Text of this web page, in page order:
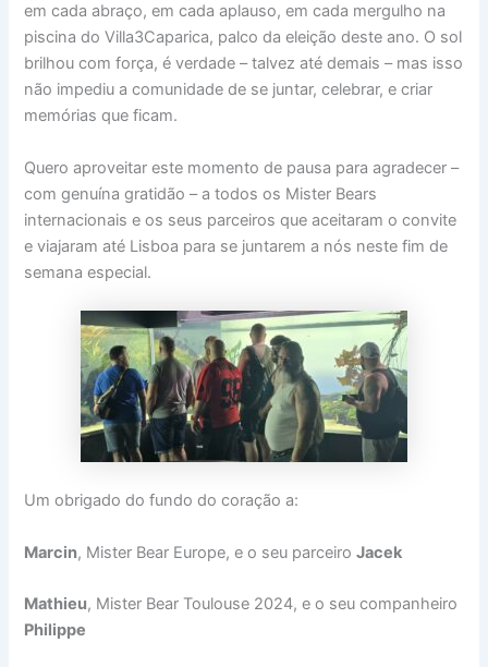
em cada abraço, em cada aplauso, em cada mergulho na
piscina do Villa3Caparica, palco da eleição deste ano. O sol
brilhou com força, é verdade – talvez até demais – mas isso
não impediu a comunidade de se juntar, celebrar, e criar
memórias que ficam.
Quero aproveitar este momento de pausa para agradecer –
com genuína gratidão – a todos os Mister Bears
internacionais e os seus parceiros que aceitaram o convite
e viajaram até Lisboa para se juntarem a nós neste fim de
semana especial.
Um obrigado do fundo do coração a:
Marcin, Mister Bear Europe, e o seu parceiroJacek
Mathieu, Mister Bear Toulouse 2024, e o seu companheiro
Philippe